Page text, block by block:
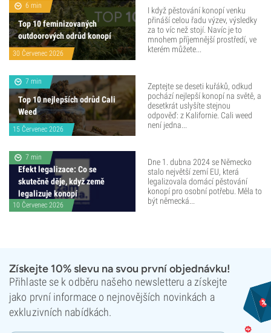
6 min
Top 10 feminizovaných
outdoorových odrůd konopí
30 Červenec 2026
I když pěstování konopí venku
přináší celou řadu výzev, výsledky
za to víc než stojí. Navíc je to
mnohem příjemnější prostředí, ve
kterém můžete...
7 min
Top 10 nejlepších odrůd Cali
Weed
15 Červenec 2026
Zeptejte se deseti kuřáků, odkud
pochází nejlepší konopí na světě, a
desetkrát uslyšíte stejnou
odpověď: z Kalifornie. Cali weed
není jedna...
7 min
Efekt legalizace: Co se
skutečně děje, když země
legalizuje konopí
10 Červenec 2026
Dne 1. dubna 2024 se Německo
stalo největší zemí EU, která
legalizovala domácí pěstování
konopí pro osobní potřebu. Měla to
být německá...
Získejte 10% slevu na svou první objednávku!
Přihlaste se k odběru našeho newsletteru a získejte
jako první informace o nejnovějších novinkách a
exkluzivních nabídkách.